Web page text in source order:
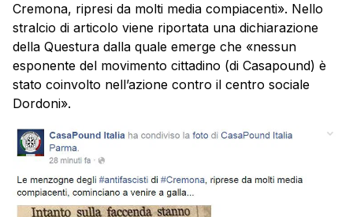
Cremona, ripresi da molti media compiacenti». Nello
stralcio di articolo viene riportata una dichiarazione
della Questura dalla quale emerge che «nessun
esponente del movimento cittadino (di Casapound) è
stato coinvolto nell’azione contro il centro sociale
Dordoni».